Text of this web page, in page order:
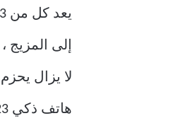
يعد كل من
لا يزال
هاتف ذكي S23 ، فيجب عليك بالتأكيد قراءة هذه النصائح والحيل من Samsung Galaxy S23 و Galaxy S23 +.